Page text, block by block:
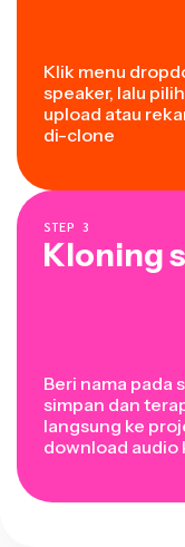
Klik menu
speaker, lalu
upload atau
di-clone
STEP 3
Kloning
Beri nama pada
simpan dan
langsung ke
download audio